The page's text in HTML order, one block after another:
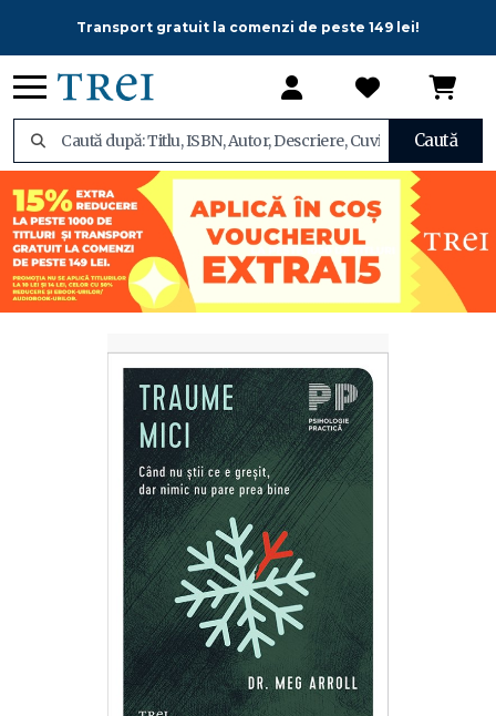
Transport gratuit la comenzi de peste 149 lei!
Caută